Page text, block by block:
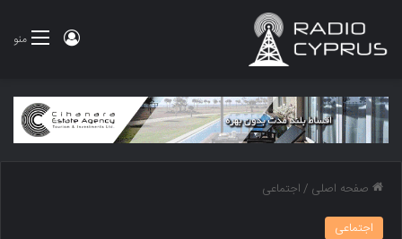
منو ورود
صفحه اصلی /اجتماعی
اجتماعی